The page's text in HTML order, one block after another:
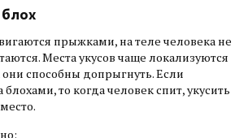
блох
прыжками, на теле человека не
Места укусов чаще локализуются
способны допрыгнуть. Если
то когда человек спит, укусить